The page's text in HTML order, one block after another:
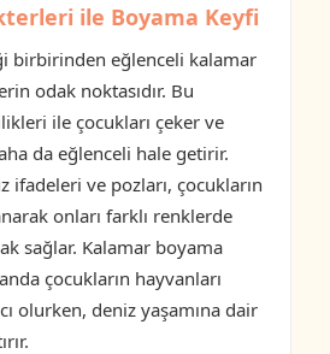
ile Boyama Keyfi
birbirinden eğlenceli kalamar
odak noktasıdır. Bu
ile çocukları çeker ve
da eğlenceli hale getirir.
ifadeleri ve pozları, çocukların
onları farklı renklerde
sağlar. Kalamar boyama
çocukların hayvanları
olurken, deniz yaşamına dair